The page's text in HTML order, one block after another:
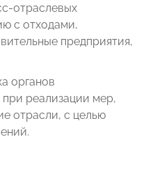
отраслевых
с отходами,
предприятия,
органов
при реализации мер,
отрасли, с целью